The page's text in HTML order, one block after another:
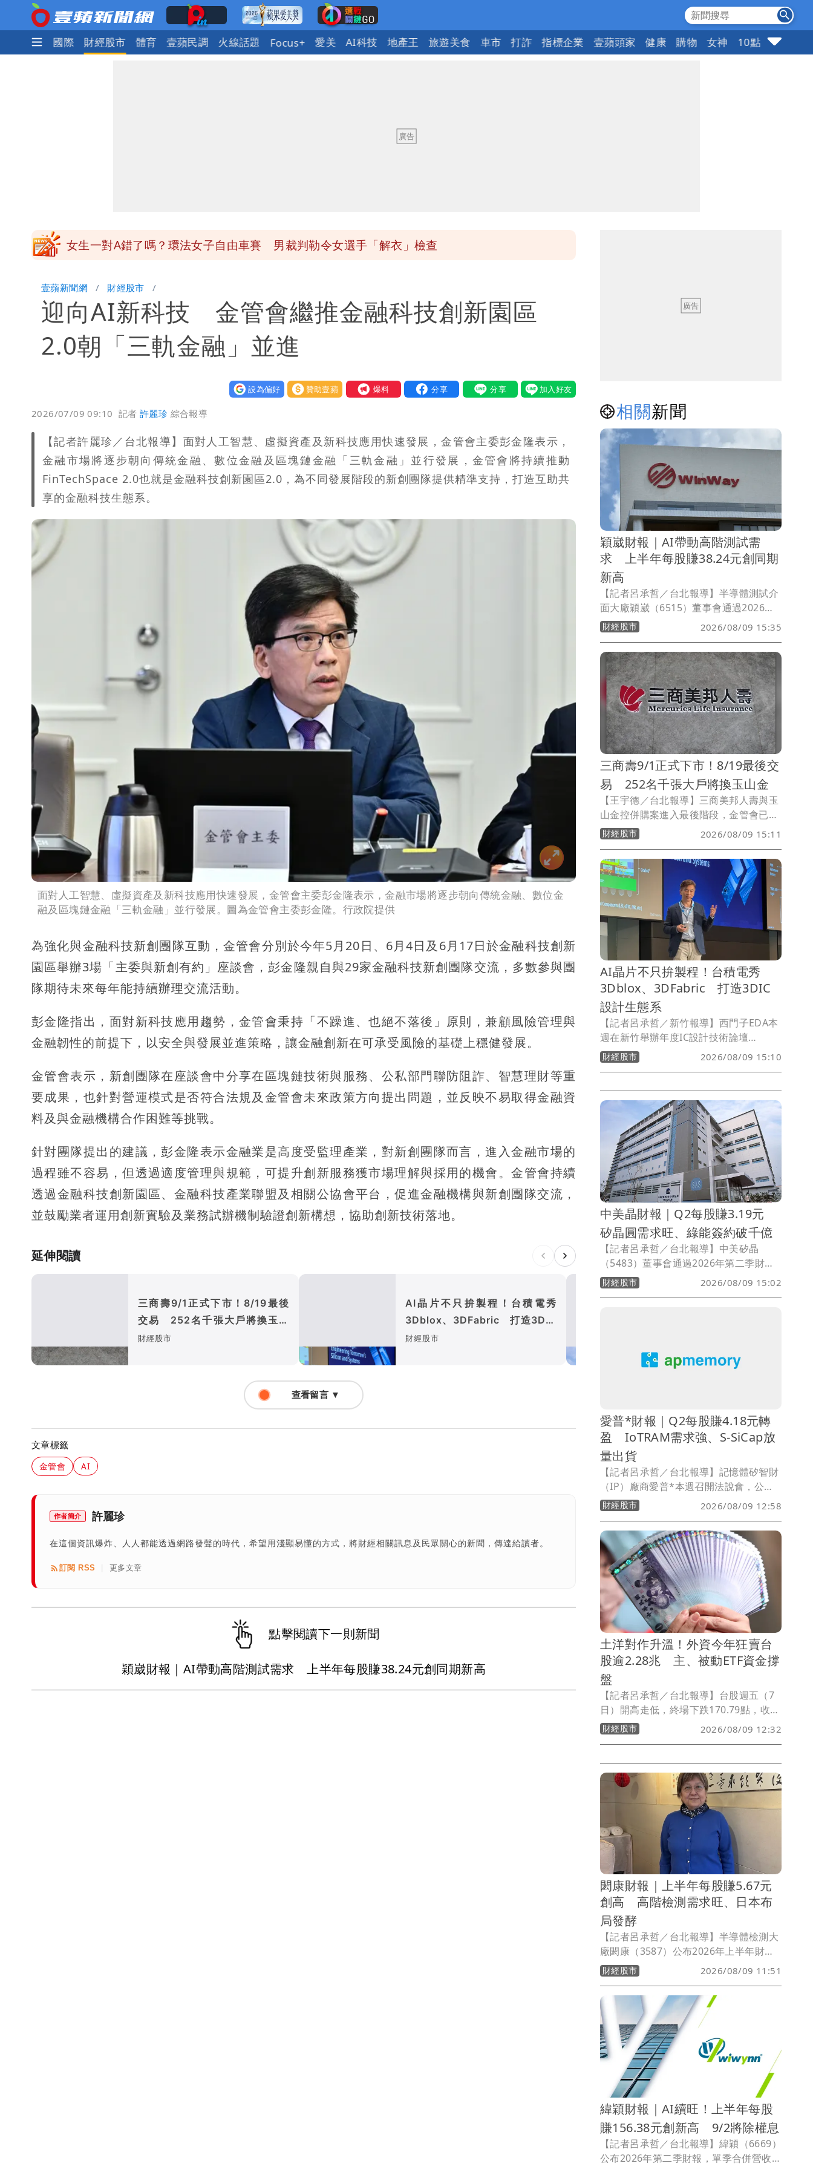
社會 國際 財經股市 體育 壹蘋民調 火線話題 Focus+ 愛美 AI科技 地產王 旅遊美食 車市 打詐 指標企業 壹蘋頭家 健康 購物 女神 10點強打
女生一對A錯了嗎？環法女子自由車賽 男裁判勒令女選手「解衣」檢查
台北今天竟沒颱風假 沈伯洋競選總幹事痛罵「蔣萬安無能無恥」
白海豚發威！內褲掛陽台被吹走 議員神回1句笑翻10萬人
壹蘋新聞網 財經股市
迎向AI新科技 金管會繼推金融科技創新園區
2.0朝「三軌金融」並進
設為偏好 贊助壹蘋 我要爆料
2026/07/09 09:10 記者許麗珍 綜合報導
【記者許麗珍／台北報導】面對人工智慧、虛擬資產及新科技應用快速發展，金管會主委彭金隆表示，
金融市場將逐步朝向傳統金融、數位金融及區塊鏈金融「三軌金融」並行發展，金管會將持續推動
FinTechSpace 2.0也就是金融科技創新園區2.0，為不同發展階段的新創團隊提供精準支持，打造互助共
享的金融科技生態系。
面對人工智慧、虛擬資產及新科技應用快速發展，金管會主委彭金隆表示，金融市場將逐步朝向傳統金融、數位金
融及區塊鏈金融「三軌金融」並行發展。圖為金管會主委彭金隆。行政院提供
為強化與金融科技新創團隊互動，金管會分別於今年5月20日、6月4日及6月17日於金融科技創新
園區舉辦3場「主委與新創有約」座談會，彭金隆親自與29家金融科技新創團隊交流，多數參與團
隊期待未來每年能持續辦理交流活動。
彭金隆指出，面對新科技應用趨勢，金管會秉持「不躁進、也絕不落後」原則，兼顧風險管理與
金融韌性的前提下，以安全與發展並進策略，讓金融創新在可承受風險的基礎上穩健發展。
金管會表示，新創團隊在座談會中分享在區塊鏈技術與服務、公私部門聯防阻詐、智慧理財等重
要成果，也針對營運模式是否符合法規及金管會未來政策方向提出問題，並反映不易取得金融資
料及與金融機構合作困難等挑戰。
針對團隊提出的建議，彭金隆表示金融業是高度受監理產業，對新創團隊而言，進入金融市場的
過程雖不容易，但透過適度管理與規範，可提升創新服務獲市場理解與採用的機會。金管會持續
透過金融科技創新園區、金融科技產業聯盟及相關公協會平台，促進金融機構與新創團隊交流，
並鼓勵業者運用創新實驗及業務試辦機制驗證創新構想，協助創新技術落地。
延伸閱讀
三商壽9/1正式下市！8/19最後
交易 252名千張大戶將換玉山
金
財經股市
AI晶片不只拚製程！台積電秀
3Dblox、3DFabric 打造3DIC
設計生態系
財經股市
查看留言 ▼
文章標籤
金管會 AI
作者簡介 許麗珍
在這個資訊爆炸、人人都能透過網路發聲的時代，希望用淺顯易懂的方式，將財經相關訊息及民眾關心的新聞，傳達給讀者。
訂閱 RSS 更多文章
點擊閱讀下一則新聞
穎崴財報｜AI帶動高階測試需求 上半年每股賺38.24元創同期新高
相關新聞
穎崴財報｜AI帶動高階測試需
求 上半年每股賺38.24元創同期
新高
【記者呂承哲／台北報導】半導體測試介
面大廠穎崴（6515）董事會通過2026年
第二季財報，受惠AI應用客戶持續拉貨，
高階測試座及MEMS探針卡出貨成長，第
二季合併營收35.23億元，季增18.22%、
年增131.47%；歸屬母公司稅後淨利6.72
億元，季減3.86%、年增227.8%，每股稅
後盈餘（EPS）18.7元。累計上半年合併
營收65.04億元，年增70.27%，EPS達
38.24元，續創歷年同期新高。
財經股市 2026/08/09 15:35
三商壽9/1正式下市！8/19最後交
易 252名千張大戶將換玉山金
【王宇德／台北報導】三商美邦人壽與玉
山金控併購案進入最後階段，金管會已核
准玉山金控取得三商美邦人壽100%股
份，雙方預計9月1日完成股份轉換。三商
壽股票8月19日為最後交易日，8月20日
起停止交易，9月1日正式終止上市。
財經股市 2026/08/09 15:11
AI晶片不只拚製程！台積電秀
3Dblox、3DFabric 打造3DIC
設計生態系
【記者呂承哲／新竹報導】西門子EDA本
週在新竹舉辦年度IC設計技術論壇
（Siemens EDA Forum 2026），台積
電設計暨技術平台（Design Technology
片競爭的關鍵，已不再只是先進製程，而
是完整的3D IC設計方法學、EDA工具與
設計平台。他也分享台積電3Dblox、
3DFabric及InFO等最新布局，強調將打
造完整3D IC設計生態系，加速客戶開發
下一代AI晶片。
財經股市 2026/08/09 15:10
中美晶財報｜Q2每股賺3.19元
矽晶圓需求旺、綠能簽約破千億
【記者呂承哲／台北報導】中美矽晶
（5483）董事會通過2026年第二季財
報，單季合併營收211.2億元，年增
4.4%，創歷年同期新高；稅後淨利44.5億
第二季營收152.1億元，EPS達7.9元，受
惠AI、高效能運算（HPC）及先進製程需
財經股市 2026/08/09 15:02
愛普*財報｜Q2每股賺4.18元轉
盈 IoTRAM需求強、S-SiCap放
量出貨
【記者呂承哲／台北報導】記憶體矽智財
（IP）廠商愛普*本週召開法說會，公布
2026年第二季財報，受惠IoTRAM客製化
記憶體需求強勁及S-SiCap矽電容產品放
量出貨，單季合併營收23.63億元，年增
78%，創歷史新高；稅後淨利6.67億元，
年增221%，歸屬母公司業主淨利6.81億
元，每股盈餘（EPS）4.18元，較去年同
期因匯損導致每股虧損3.37元大幅轉盈。
財經股市 2026/08/09 12:58
土洋對作升溫！外資今年狂賣台
股逾2.28兆 主、被動ETF資金撐
盤
【記者呂承哲／台北報導】台股週五（7
日）開高走低，終場下跌170.79點，收
44,225.91點，成交金額約8,505億元。安
聯台灣大壩基金經理人蕭惠中表示，市場
然短線仍受去槓桿、高評價修正及利率政
策不確定性影響，但AI產業鏈基本面依舊
強勁，下半年有望回歸長期成長趨勢。
財經股市 2026/08/09 12:32
閎康財報｜上半年每股賺5.67元
創高 高階檢測需求旺、日本布
局發酵
【記者呂承哲／台北報導】半導體檢測大
廠閎康（3587）公布2026年上半年財
報，合併營收30.68億元，年增17.47%，
營業毛利9.96億元，年增46.27%，毛利
率回升至32.47%，重返三成以上水準；
營業利益4.53億元，各項財務表現皆創同
期新高。每股稅後盈餘（EPS）5.67元
（Non-GAAP，不計上海公司一次性盈餘
匯回所得稅影響），若計入所得稅影響，
EPS為2.99元（GAAP）。
財經股市 2026/08/09 11:51
緯穎財報｜AI續旺！上半年每股
賺156.38元創新高 9/2將除權息
【記者呂承哲／台北報導】緯穎（6669）
公布2026年第二季財報，單季合併營收